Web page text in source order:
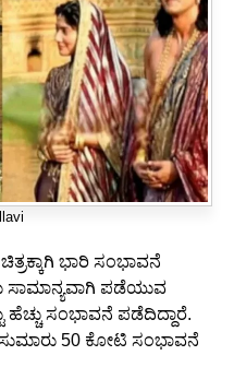
ಭಾರಿ ಸಂಭಾವನೆ
ಸಾಮಾನ್ಯವಾಗಿ ಪಡೆಯುವ
ಹೆಚ್ಚು ಸಂಭಾವನೆ ಪಡೆದಿದ್ದಾರೆ.
50 ಕೋಟಿ ಸಂಭಾವನೆ